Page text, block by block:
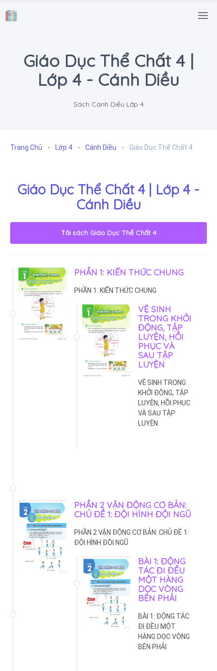
.
Giáo Dục Thể Chất 4 |
Lớp 4 - Cánh Diều
Sách Cánh Diều Lớp 4
Trang Chủ Lớp 4 Cánh Diều Giáo Dục Thể Chất 4
Giáo Dục Thể Chất 4 | Lớp 4 -
Cánh Diều
Tải sách Giáo Dục Thể Chất 4
PHẦN 1: KIẾN THỨC CHUNG
PHẦN 1: KIẾN THỨC CHUNG
VỆ SINH
TRONG KHỞI
ĐỘNG, TẬP
LUYỆN, HỒI
PHỤC VÀ
SAU TẬP
LUYỆN
VỆ SINH TRONG
KHỞI ĐỘNG, TẬP
LUYỆN, HỒI PHỤC
VÀ SAU TẬP
LUYỆN
PHẦN 2 VẬN ĐỘNG CƠ BẢN:
CHỦ ĐỀ 1: ĐỘI HÌNH ĐỘI NGŨ
PHẦN 2 VẬN ĐỘNG CƠ BẢN: CHỦ ĐỀ 1:
ĐỘI HÌNH ĐỘI NGŨ
BÀI 1: ĐỘNG
TÁC ĐI ĐỀU
MỘT HÀNG
DỌC VÒNG
BÊN PHẢI
BÀI 1: ĐỘNG TÁC
ĐI ĐỀU MỘT
HÀNG DỌC VÒNG
BÊN PHẢI